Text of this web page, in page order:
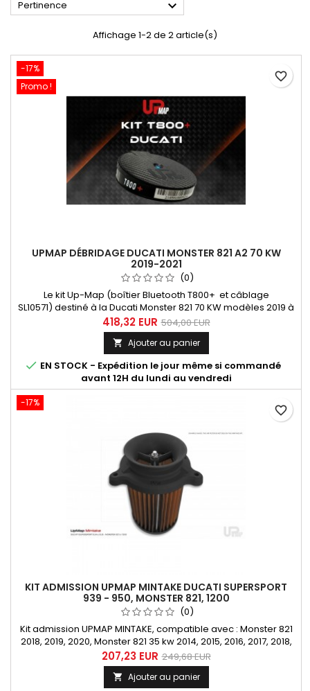
Pertinence 
Affichage 1-2 de 2 article(s)
-17%
Promo !
UPMAP DÉBRIDAGE DUCATI MONSTER 821 A2 70 KW
2019-2021
(0)
Le kit Up-Map (boîtier Bluetooth T800+ et câblage
SL10571) destiné à la Ducati Monster 821 70 KW modèles 2019 à
2021 dont il permet le débridage en offrant le choix entre 3
maps correspondant à 3 configurations différentes:
silencieux d'origine, silencieux Termignoni D178 (ref. Ducati
96481461A) avec db killer, silencieux Termignoni D178 (ref.
Ducati...
418,32 EUR 504,00 EUR
 Ajouter au panier
 EN STOCK - Expédition le jour même si commandé
avant 12H du lundi au vendredi
favorite_border
-17%
KIT ADMISSION UPMAP MINTAKE DUCATI SUPERSPORT
939 - 950, MONSTER 821, 1200
(0)
Kit admission UPMAP MINTAKE, compatible avec : Monster 821
2018, 2019, 2020, Monster 821 35 kw 2014, 2015, 2016, 2017, 2018,
2019, 2020, Monster 821 70 kw 2018, Monster 1200 &amp; 1200 S
de 2014, 2015, 2016, 2017, 2018, 2019, 2020, 2021, SuperSport 939,
939 S, 939 35 kw, 939 70 kw 2017, 2018, 2019, 2020, SuperSport
207,23 EUR 249,68 EUR
 Ajouter au panier
favorite_border